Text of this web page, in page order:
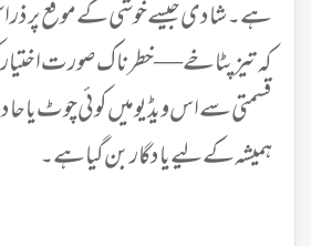
ہے۔ شادی جیسے خوشی کے موقع پر
کہ تیز پٹاخے — خطرناک صورت
قسمتی سے اس ویڈیو میں کوئی چوٹ یا
ہمیشہ کے لیے یادگار بن گیا ہے۔